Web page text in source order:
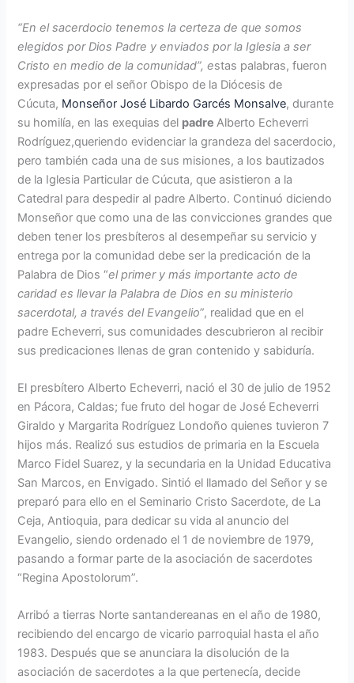
“En el sacerdocio tenemos la certeza de que somos
elegidos por Dios Padre y enviados por la Iglesia a ser
Cristo en medio de la comunidad”, estas palabras, fueron
expresadas por el señor Obispo de la Diócesis de
Cúcuta, Monseñor José Libardo Garcés Monsalve, durante
su homilía, en las exequias del padreAlberto Echeverri
Rodríguez,queriendo evidenciar la grandeza del sacerdocio,
pero también cada una de sus misiones, a los bautizados
de la Iglesia Particular de Cúcuta, que asistieron a la
Catedral para despedir al padre Alberto. Continuó diciendo
Monseñor que como una de las convicciones grandes que
deben tener los presbíteros al desempeñar su servicio y
entrega por la comunidad debe ser la predicación de la
Palabra de Dios “el primer y más importante acto de
caridad es llevar la Palabra de Dios en su ministerio
sacerdotal, a través del Evangelio”, realidad que en el
padre Echeverri, sus comunidades descubrieron al recibir
sus predicaciones llenas de gran contenido y sabiduría.
El presbítero Alberto Echeverri, nació el 30 de julio de 1952
en Pácora, Caldas; fue fruto del hogar de José Echeverri
Giraldo y Margarita Rodríguez Londoño quienes tuvieron 7
hijos más. Realizó sus estudios de primaria en la Escuela
Marco Fidel Suarez, y la secundaria en la Unidad Educativa
San Marcos, en Envigado. Sintió el llamado del Señor y se
preparó para ello en el Seminario Cristo Sacerdote, de La
Ceja, Antioquia, para dedicar su vida al anuncio del
Evangelio, siendo ordenado el 1 de noviembre de 1979,
pasando a formar parte de la asociación de sacerdotes
“Regina Apostolorum”.
Arribó a tierras Norte santandereanas en el año de 1980,
recibiendo del encargo de vicario parroquial hasta el año
1983. Después que se anunciara la disolución de la
asociación de sacerdotes a la que pertenecía, decide